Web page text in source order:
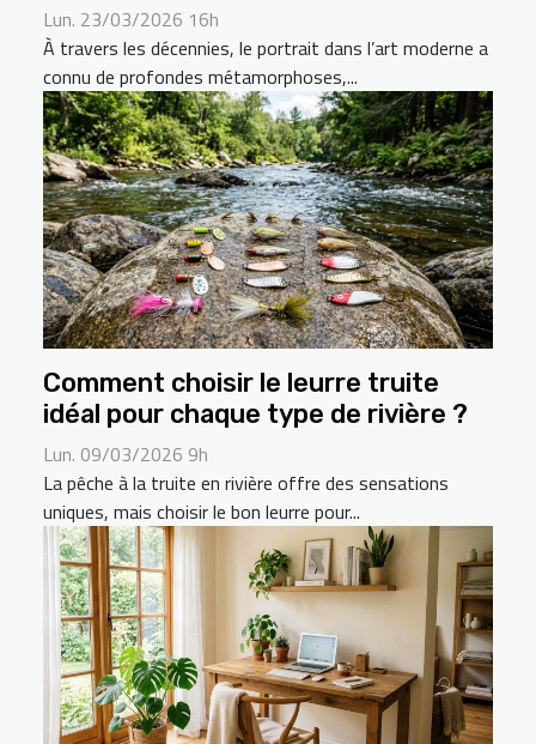
Lun. 23/03/2026 16h
À travers les décennies, le portrait dans l’art moderne a
connu de profondes métamorphoses,...
Comment choisir le leurre truite
idéal pour chaque type de rivière ?
Lun. 09/03/2026 9h
La pêche à la truite en rivière offre des sensations
uniques, mais choisir le bon leurre pour...